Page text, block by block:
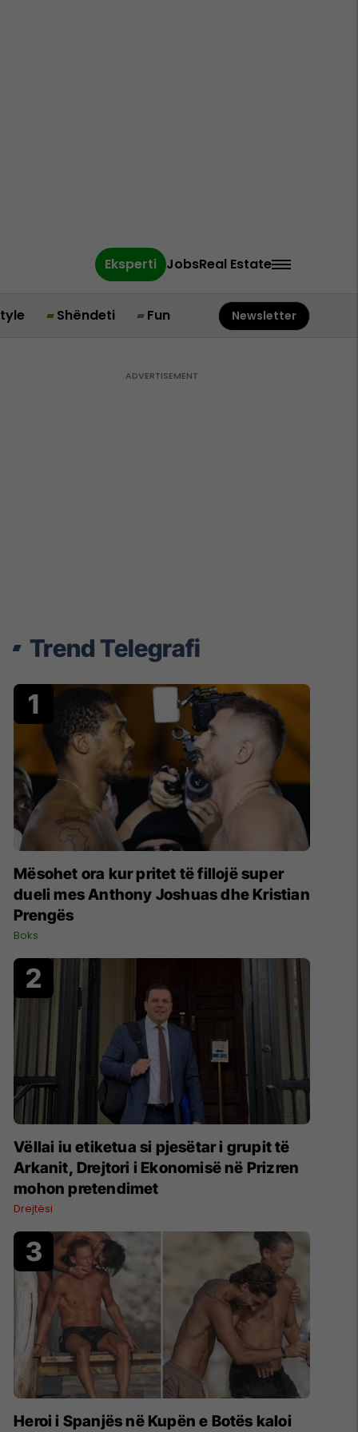
Eksperti JobsReal Estate
Shëndeti Fun Newsletter
Trend Telegrafi
Mësohet ora kur pritet të fillojë super
dueli mes Anthony Joshuas dhe Kristian
Prengës
Boks
Vëllai iu etiketua si pjesëtar i grupit të
Arkanit, Drejtori i Ekonomisë në Prizren
mohon pretendimet
Drejtësi
Heroi i Spanjës në Kupën e Botës kaloi